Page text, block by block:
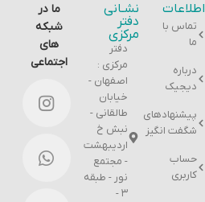
اطلاعات
تماس با
ما
درباره
دیجیک
پیشنهادهای
شگفت انگیز
حساب
کاربری
نشـانی
دفتر
مرکزی
دفتر
مرکزی :
اصفهان -
خیابان
طالقانی -
نبش خ
اردیبهشت
- مجتمع
نور - طبقه
۳ -
ما در
شبکه
های
اجتماعی